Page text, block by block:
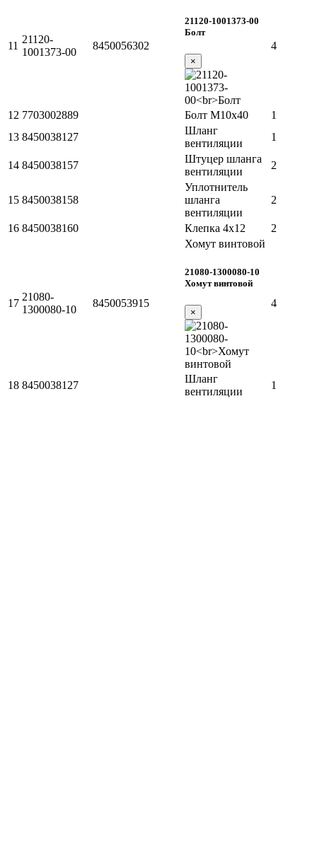
11
21120-
1001373-00
8450056302
21120-1001373-00
Болт
×
4
12 7703002889 Болт М10х40
1
13 8450038127
Шланг
вентиляции
1
14 8450038157
Штуцер шланга
вентиляции
2
15 8450038158
Уплотнитель
шланга
вентиляции
2
16 8450038160 Клепка 4х12 2
17
21080-
1300080-10
8450053915
Хомут винтовой
21080-1300080-10
Хомут винтовой
×
4
18 8450038127
Шланг
вентиляции
1